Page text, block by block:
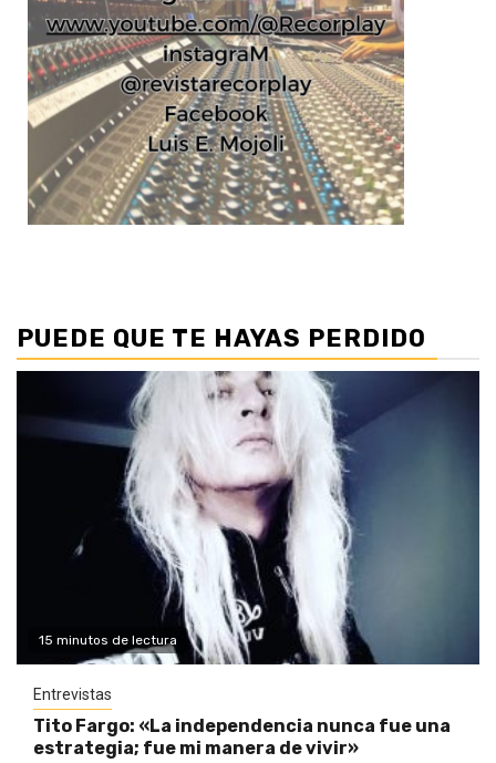
PUEDE QUE TE HAYAS PERDIDO
15 minutos de lectura
Entrevistas
Tito Fargo: «La independencia nunca fue una
estrategia; fue mi manera de vivir»